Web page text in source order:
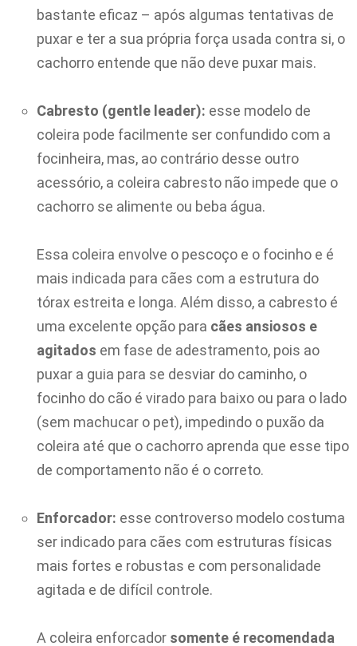
bastante eficaz – após algumas tentativas de
puxar e ter a sua própria força usada contra si, o
cachorro entende que não deve puxar mais.
Cabresto (gentle leader): esse modelo de
coleira pode facilmente ser confundido com a
focinheira, mas, ao contrário desse outro
acessório, a coleira cabresto não impede que o
cachorro se alimente ou beba água.
Essa coleira envolve o pescoço e o focinho e é
mais indicada para cães com a estrutura do
tórax estreita e longa. Além disso, a cabresto é
uma excelente opção para cães ansiosos e
agitados em fase de adestramento, pois ao
puxar a guia para se desviar do caminho, o
focinho do cão é virado para baixo ou para o lado
(sem machucar o pet), impedindo o puxão da
coleira até que o cachorro aprenda que esse tipo
de comportamento não é o correto.
Enforcador: esse controverso modelo costuma
ser indicado para cães com estruturas físicas
mais fortes e robustas e com personalidade
agitada e de difícil controle.
A coleira enforcador somente é recomendada